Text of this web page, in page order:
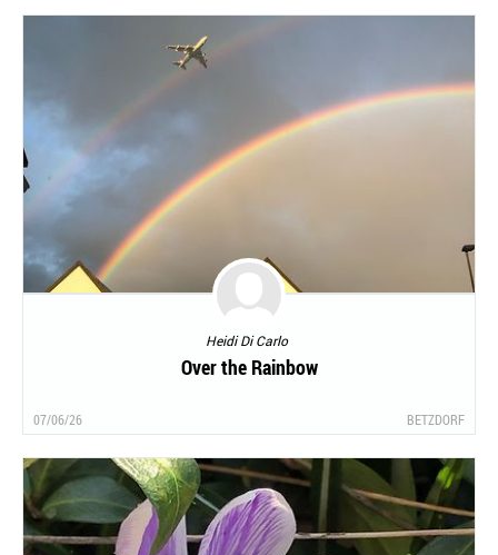
Heidi Di Carlo
Over the Rainbow
07/06/26 BETZDORF